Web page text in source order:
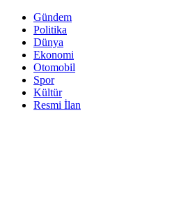
Gündem
Politika
Dünya
Ekonomi
Otomobil
Spor
Kültür
Resmi İlan